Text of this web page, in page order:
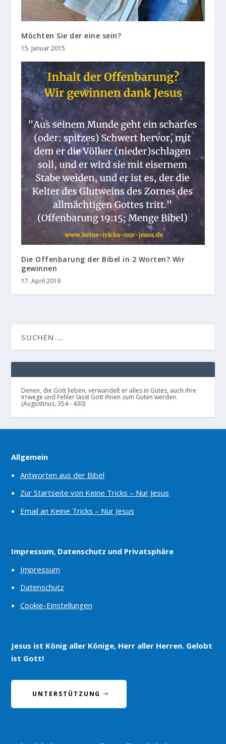
Möchten Sie der eine sein?
15. Januar 2015
Die Offenbarung der Bibel in 2 Worten? Wir
gewinnen
17. April 2019
Denen, die Gott lieben, verwandelt er alles in Gutes, auch ihre
Irrwege und Fehler lässt Gott ihnen zum Guten werden.
(Augustinus, 354 - 430)
Allgemein
Antworten aus der Bibel
Zur Startseite von Keine Tricks – Nur Jesus
Email an Keine Tricks – Nur Jesus
Impressum, Datenschutz und Privatsphäre
Impressum
Datenschutz
Cookie-Einstellungen
Jesus ist König aller Könige, Herr aller Herren. Gelobt
ist Gott!
UNTERSTÜTZUNG